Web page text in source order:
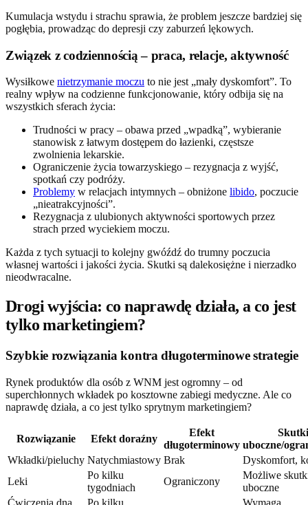
Kumulacja wstydu i strachu sprawia, że problem jeszcze bardziej się
pogłębia, prowadząc do depresji czy zaburzeń lękowych.
Związek z codziennością – praca, relacje, aktywność
Wysiłkowe nietrzymanie moczu to nie jest „mały dyskomfort”. To
realny wpływ na codzienne funkcjonowanie, który odbija się na
wszystkich sferach życia:
Trudności w pracy – obawa przed „wpadką”, wybieranie
stanowisk z łatwym dostępem do łazienki, częstsze
zwolnienia lekarskie.
Ograniczenie życia towarzyskiego – rezygnacja z wyjść,
spotkań czy podróży.
Problemy w relacjach intymnych – obniżone libido, poczucie
„nieatrakcyjności”.
Rezygnacja z ulubionych aktywności sportowych przez
strach przed wyciekiem moczu.
Każda z tych sytuacji to kolejny gwóźdź do trumny poczucia
własnej wartości i jakości życia. Skutki są dalekosiężne i nierzadko
nieodwracalne.
Drogi wyjścia: co naprawdę działa, a co jest
tylko marketingiem?
Szybkie rozwiązania kontra długoterminowe strategie
Rynek produktów dla osób z WNM jest ogromny – od
superchłonnych wkładek po kosztowne zabiegi medyczne. Ale co
naprawdę działa, a co jest tylko sprytnym marketingiem?
Rozwiązanie Efekt doraźny
Efekt
długoterminowy
Skutki
uboczne/
Wkładki/pieluchy Natychmiastowy Brak
Dyskomfort,
Leki
Po kilku
tygodniach
Ograniczony
Możliwe
uboczne
Ćwiczenia dna
Po kilku Wymaga